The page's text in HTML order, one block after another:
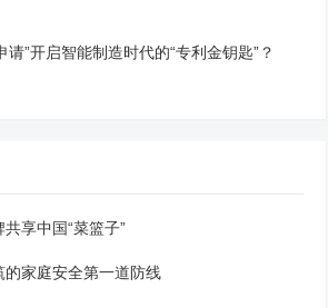
请”开启智能制造时代的“专利金钥匙”？
享中国“菜篮子”
的家庭安全第一道防线